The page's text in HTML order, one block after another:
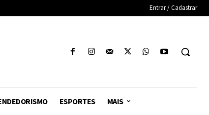
Entrar / Cadastrar
ESPORTES MAIS